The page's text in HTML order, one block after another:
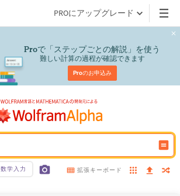
PROにアップグレード
Proで「ステップごとの解説」を使う
難しい計算の過程が確認できます
Proのお申込み
数学入力 拡張キーボード